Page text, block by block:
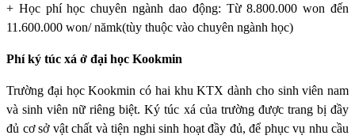
+ Học phí học chuyên ngành dao động: Từ 8.800.000 won đến
11.600.000 won/ nămk(tùy thuộc vào chuyên ngành học)
Phí ký túc xá ở đại học Kookmin
Trường đại học Kookmin có hai khu KTX dành cho sinh viên nam
và sinh viên nữ riêng biệt. Ký túc xá của trường được trang bị đầy
đủ cơ sở vật chất và tiện nghi sinh hoạt đầy đủ, để phục vụ nhu cầu